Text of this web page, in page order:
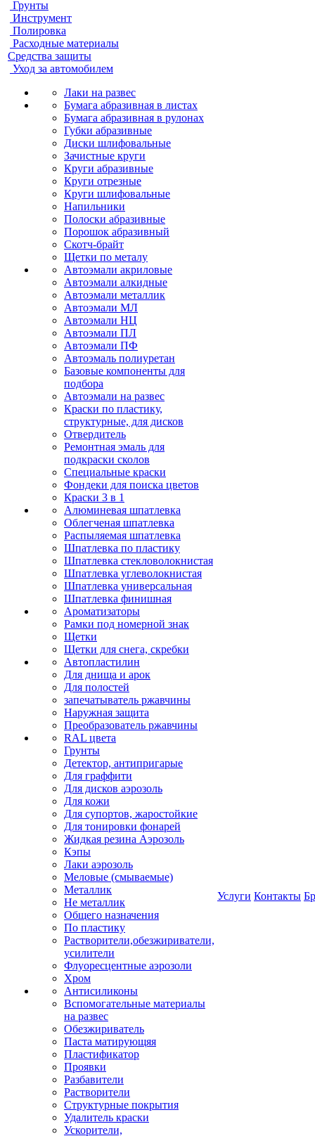
Грунты
Инструмент
Полировка
Расходные материалы
Средства защиты
Уход за автомобилем
Лаки на развес
Бумага абразивная в листах
Бумага абразивная в рулонах
Губки абразивные
Диски шлифовальные
Зачистные круги
Круги абразивные
Круги отрезные
Круги шлифовальные
Напильники
Полоски абразивные
Порошок абразивный
Скотч-брайт
Щетки по металу
Автоэмали акриловые
Автоэмали алкидные
Автоэмали металлик
Автоэмали МЛ
Автоэмали НЦ
Автоэмали ПЛ
Автоэмали ПФ
Автоэмаль полиуретан
Базовые компоненты для
подбора
Автоэмали на развес
Краски по пластику,
структурные, для дисков
Отвердитель
Ремонтная эмаль для
подкраски сколов
Специальные краски
Фондеки для поиска цветов
Краски 3 в 1
Алюминевая шпатлевка
Облегченая шпатлевка
Распыляемая шпатлевка
Шпатлевка по пластику
Шпатлевка стекловолокнистая
Шпатлевка углеволокнистая
Шпатлевка универсальная
Шпатлевка финишная
Ароматизаторы
Рамки под номерной знак
Щетки
Щетки для снега, скребки
Автопластилин
Для днища и арок
Для полостей
запечатыватель ржавчины
Наружная защита
Преобразователь ржавчины
RAL цвета
Грунты
Детектор, антипригарые
Для граффити
Для дисков аэрозоль
Для кожи
Для супортов, жаростойкие
Для тонировки фонарей
Жидкая резина Аэрозоль
Кэпы
Лаки аэрозоль
Меловые (смываемые)
Металлик
Не металлик
Общего назначения
По пластику
Растворители,обезжириватели,
усилители
Флуоресцентные аэрозоли
Хром
Антисиликоны
Вспомогательные материалы
на развес
Обезжириватель
Паста матирующяя
Пластификатор
Проявки
Разбавители
Растворители
Структурные покрытия
Удалитель краски
Ускорители,
Услуги Контакты